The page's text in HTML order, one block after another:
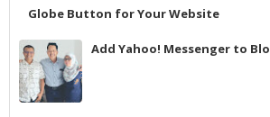
Globe Button for Your Website
Add Yahoo! Messenger to